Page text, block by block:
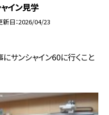
イン見学
新日 2026/04/23
サンシャイン60に行くこと